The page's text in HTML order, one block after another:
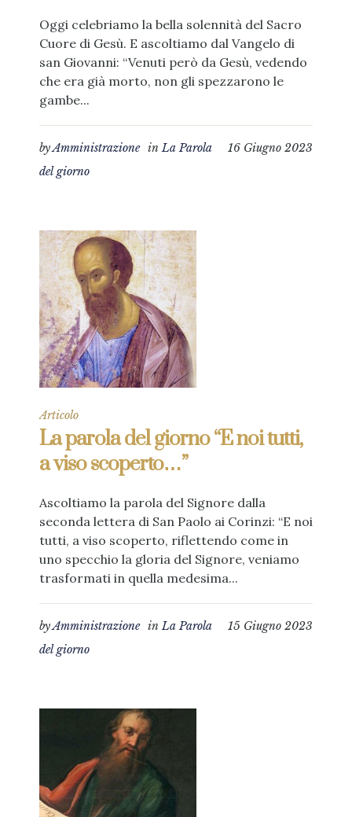
Oggi celebriamo la bella solennità del Sacro
Cuore di Gesù. E ascoltiamo dal Vangelo di
san Giovanni: “Venuti però da Gesù, vedendo
che era già morto, non gli spezzarono le
gambe...
16 Giugno 2023
byAmministrazione inLa Parola
del giorno
Articolo
La parola del giorno “E noi tutti,
a viso scoperto…”
Ascoltiamo la parola del Signore dalla
seconda lettera di San Paolo ai Corinzi: “E noi
tutti, a viso scoperto, riflettendo come in
uno specchio la gloria del Signore, veniamo
trasformati in quella medesima...
15 Giugno 2023
byAmministrazione inLa Parola
del giorno